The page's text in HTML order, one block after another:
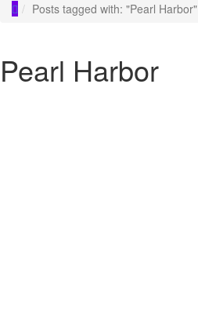
Posts tagged with: "Pearl Harbor"
Pearl Harbor